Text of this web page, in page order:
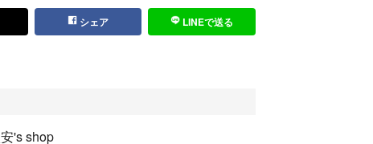
炒め(10人分) ⇒ 5～9g(小さじ1～2)
500mLに2g(小さじ1/2)
酸ナトリウム９９％ ５’－リボヌクレオタイドナトリ
シェア LINEで送る
's shop